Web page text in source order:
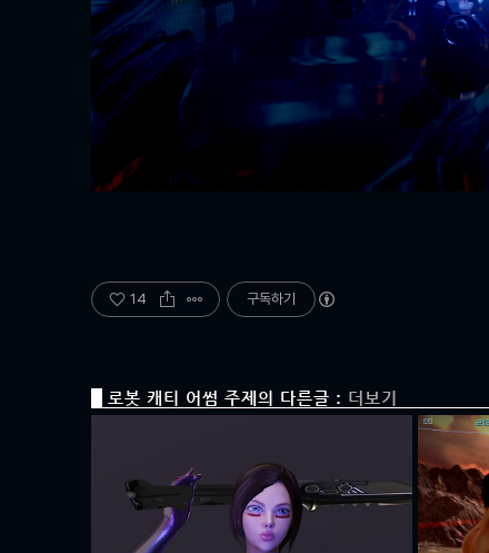
14 구독하기
로봇 캐티 어썸 주제의 다른글 : 더보기